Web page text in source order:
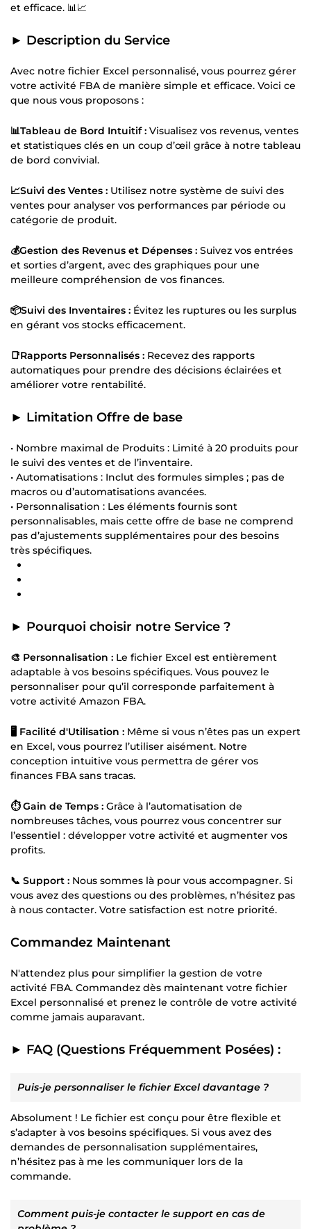
et efficace. 📊📈
► Description du Service
Avec notre fichier Excel personnalisé, vous pourrez gérer
votre activité FBA de manière simple et efficace. Voici ce
que nous vous proposons :
📊Tableau de Bord Intuitif : Visualisez vos revenus, ventes
et statistiques clés en un coup d’œil grâce à notre tableau
de bord convivial.
📈Suivi des Ventes : Utilisez notre système de suivi des
ventes pour analyser vos performances par période ou
catégorie de produit.
💰Gestion des Revenus et Dépenses : Suivez vos entrées
et sorties d’argent, avec des graphiques pour une
meilleure compréhension de vos finances.
📦Suivi des Inventaires : Évitez les ruptures ou les surplus
en gérant vos stocks efficacement.
📑Rapports Personnalisés : Recevez des rapports
automatiques pour prendre des décisions éclairées et
améliorer votre rentabilité.
► Limitation Offre de base
• Nombre maximal de Produits : Limité à 20 produits pour
le suivi des ventes et de l’inventaire.
• Automatisations : Inclut des formules simples ; pas de
macros ou d’automatisations avancées.
• Personnalisation : Les éléments fournis sont
personnalisables, mais cette offre de base ne comprend
pas d’ajustements supplémentaires pour des besoins
très spécifiques.
► Pourquoi choisir notre Service ?
🎨 Personnalisation : Le fichier Excel est entièrement
adaptable à vos besoins spécifiques. Vous pouvez le
personnaliser pour qu’il corresponde parfaitement à
votre activité Amazon FBA.
🖥️ Facilité d'Utilisation : Même si vous n’êtes pas un expert
en Excel, vous pourrez l’utiliser aisément. Notre
conception intuitive vous permettra de gérer vos
finances FBA sans tracas.
⏱️ Gain de Temps : Grâce à l’automatisation de
nombreuses tâches, vous pourrez vous concentrer sur
l’essentiel : développer votre activité et augmenter vos
profits.
📞 Support : Nous sommes là pour vous accompagner. Si
vous avez des questions ou des problèmes, n’hésitez pas
à nous contacter. Votre satisfaction est notre priorité.
Commandez Maintenant
N'attendez plus pour simplifier la gestion de votre
activité FBA. Commandez dès maintenant votre fichier
Excel personnalisé et prenez le contrôle de votre activité
comme jamais auparavant.
► FAQ (Questions Fréquemment Posées) :
Puis-je personnaliser le fichier Excel davantage ?
Absolument ! Le fichier est conçu pour être flexible et
s’adapter à vos besoins spécifiques. Si vous avez des
demandes de personnalisation supplémentaires,
n’hésitez pas à me les communiquer lors de la
commande.
Comment puis-je contacter le support en cas de